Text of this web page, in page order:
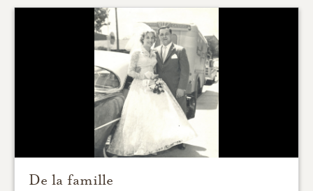
De la famille